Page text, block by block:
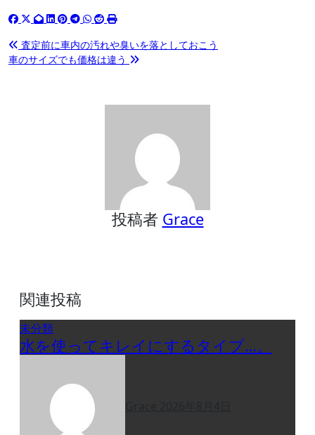
投
稿
査定前に車内の汚れや臭いを落としておこう
車のサイズでも価格は違う
投稿者 Grace
関連投稿
未分類
水を使ってキレイにするタイプ…。